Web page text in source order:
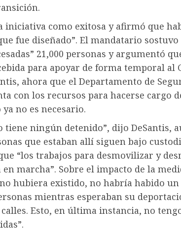
iniciativa como exitosa y afirmó que
fue diseñado”. El mandatario
21,000 personas y argumentó
para apoyar de forma temporal al
ahora que el Departamento de
con los recursos para hacerse cargo
no es necesario.
tiene ningún detenido”, dijo DeSantis,
que estaban allí siguen bajo
“los trabajos para desmovilizar y
marcha”. Sobre el impacto de la
hubiera existido, no habría habido
mientras esperaban su
Esto, en última instancia, no